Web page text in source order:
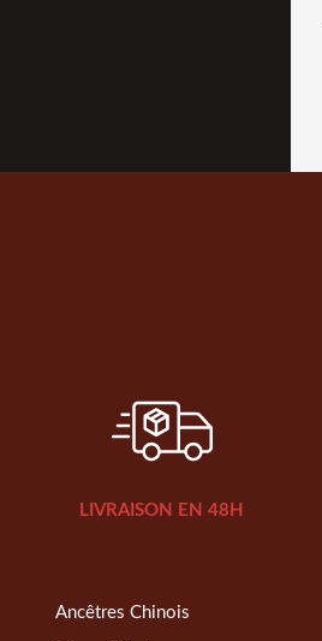
LIVRAISON EN 48H
Ancêtres Chinois